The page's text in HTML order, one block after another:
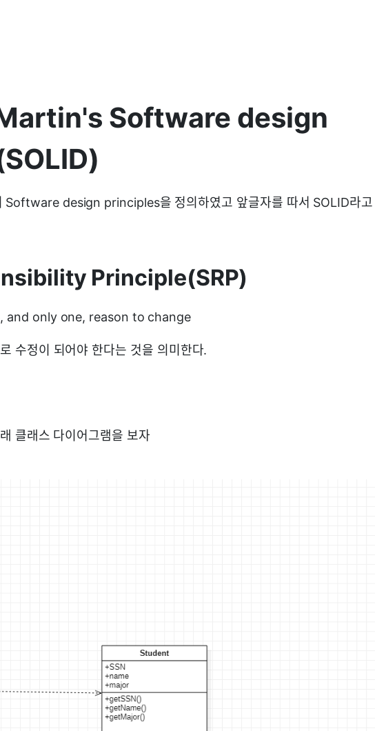
Software design
design principles을 정의하였고 앞글자를 따서 SOLID라고
Principle(SRP)
and only one, reason to change
수정이 되어야 한다는 것을 의미한다.
클래스 다이어그램을 보자